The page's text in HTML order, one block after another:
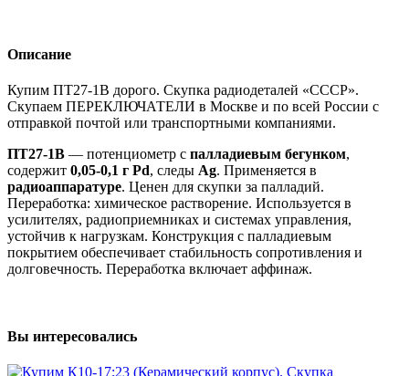
Описание
Купим ПТ27-1В дорого. Скупка радиодеталей «СССР».
Скупаем ПЕРЕКЛЮЧАТЕЛИ в Москве и по всей России с
отправкой почтой или транспортными компаниями.
ПТ27-1В — потенциометр с палладиевым бегунком,
содержит 0,05-0,1 г Pd, следы Ag. Применяется в
радиоаппаратуре. Ценен для скупки за палладий.
Переработка: химическое растворение. Используется в
усилителях, радиоприемниках и системах управления,
устойчив к нагрузкам. Конструкция с палладиевым
покрытием обеспечивает стабильность сопротивления и
долговечность. Переработка включает аффинаж.
Вы интересовались